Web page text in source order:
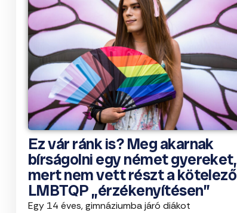
Ez vár ránk is? Meg akarnak
bírságolni egy német gyereket,
mert nem vett részt a kötelező
LMBTQP „érzékenyítésen”
Egy 14 éves, gimnáziumba járó diákot